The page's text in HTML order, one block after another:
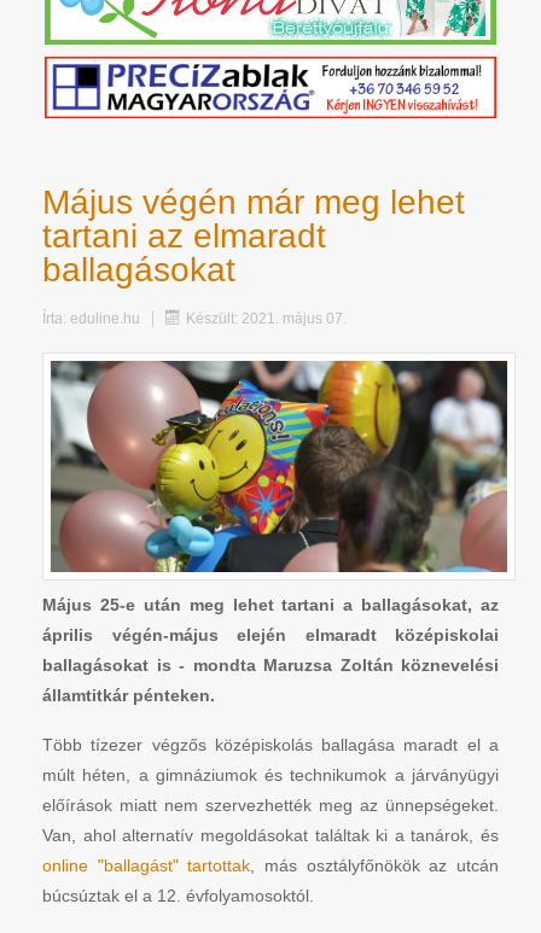
Május végén már meg lehet
tartani az elmaradt
ballagásokat
Írta: eduline.hu Készült: 2021. május 07.
Május 25-e után meg lehet tartani a ballagásokat, az
április végén-május elején elmaradt középiskolai
ballagásokat is - mondta Maruzsa Zoltán köznevelési
államtitkár pénteken.
Több tízezer végzős középiskolás ballagása maradt el a
múlt héten, a gimnáziumok és technikumok a járványügyi
előírások miatt nem szervezhették meg az ünnepségeket.
Van, ahol alternatív megoldásokat találtak ki a tanárok, és
online "ballagást" tartottak, más osztályfőnökök az utcán
búcsúztak el a 12. évfolyamosoktól.